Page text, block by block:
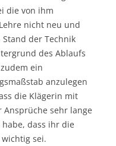
die von ihm
nicht neu und
der Technik
des Ablaufs
ein
anzulegen
die Klägerin mit
sehr lange
dass ihr die
sei.